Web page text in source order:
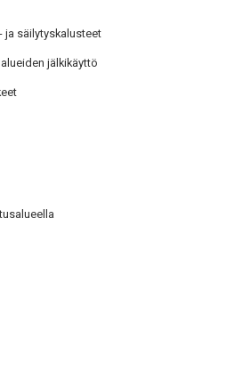
ja säilytyskalusteet
jälkikäyttö